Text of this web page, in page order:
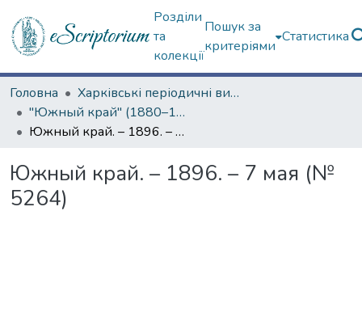
Розділи
та
колекції
Пошук за
критеріями
Статистика
Головна
Харківські періодичні видання
"Южный край" (1880–1919 гг.)
Южный край. – 1896. – 7 мая (№ 5264)
Южный край. – 1896. – 7 мая (№
5264)